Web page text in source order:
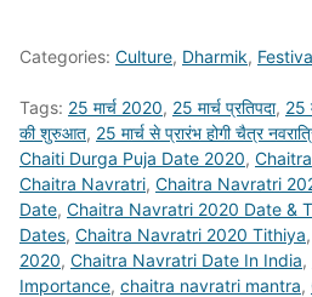
Categories: Culture, Dharmik,
Tags: 25 मार्च 2020, 25 मार्च प्रतिपदा, 25
की शुरुआत, 25 मार्च से प्रारंभ होगी चैत्र
Chaiti Durga Puja Date 2020, Chaitra
Chaitra Navratri, Chaitra Navratri
Date, Chaitra Navratri 2020 Date &
Dates, Chaitra Navratri 2020 Tithiya,
2020, Chaitra Navratri Date In India,
Importance, chaitra navratri mantra,